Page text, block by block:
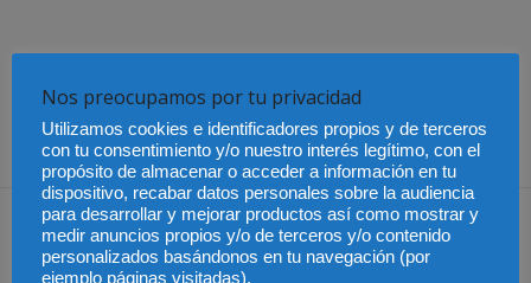
Share
Nos preocupamos por tu privacidad
Utilizamos cookies e identificadores propios y de terceros
con tu consentimiento y/o nuestro interés legítimo, con el
propósito de almacenar o acceder a información en tu
dispositivo, recabar datos personales sobre la audiencia
para desarrollar y mejorar productos así como mostrar y
medir anuncios propios y/o de terceros y/o contenido
personalizados basándonos en tu navegación (por
ejemplo páginas visitadas).